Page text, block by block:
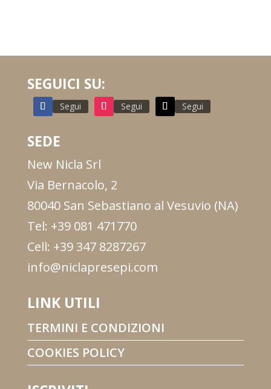
SEGUICI SU:
Segui Segui Segui
SEDE
New Nicla Srl
Via Bernacolo, 2
80040 San Sebastiano al Vesuvio (NA)
Tel: +39 081 471770
Cell: +39 347 8287267
info@niclapresepi.com
LINK UTILI
TERMINI E CONDIZIONI
COOKIES POLICY